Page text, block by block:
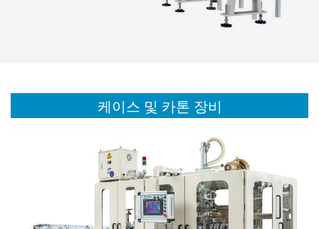
케이스 및 카톤 장비